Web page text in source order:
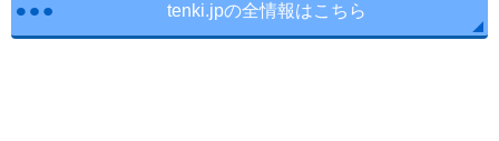
tenki.jpの全情報はこちら